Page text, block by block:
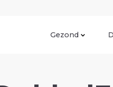
Gezond